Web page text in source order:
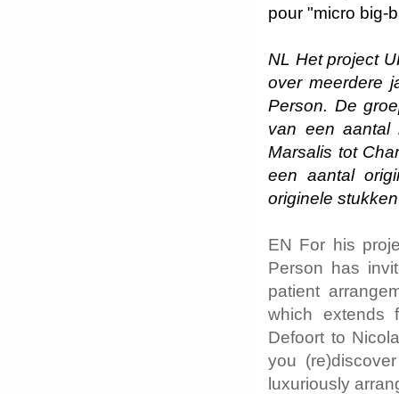
pour "micro big-
NL Het project
over meerdere
Person. De
van een aantal
Marsalis tot
een aantal
originele
EN For his
Person has
patient
which extends
Defoort to
you
luxuriously